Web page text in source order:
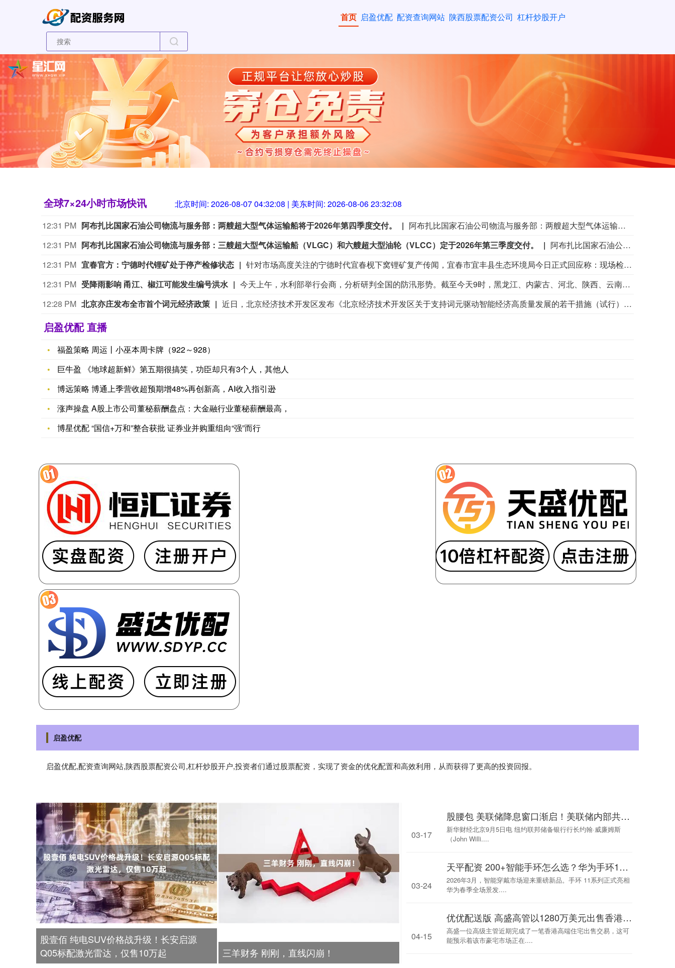
首页 启盈优配 配资查询网站 陕西股票配资公司 杠杆炒股开户
全球7×24小时市场快讯 北京时间: 2026-08-07 04:32:09 | 美东时间: 2026-08-06 23:32:09
12:31 PM 阿布扎比国家石油公司物流与服务部：两艘超大型气体运输船将于2026年第四季度交付。
阿布扎比国家石油公司物流与服务部：两艘超大型气体运输船将于2026年第四季度交付。
12:31 PM 阿布扎比国家石油公司物流与服务部：三艘超大型气体运输船（VLGC）和六艘超大型油轮（VLCC）定于2026年第三季度交付。
阿布扎比国家石油公司物流与服务部：三艘超大型气体运输船（VLGC）和六艘超大型油轮（VLCC）定于2026年第三季度交付。
12:31 PM 宜春官方：宁德时代锂矿处于停产检修状态
针对市场高度关注的宁德时代宜春枧下窝锂矿复产传闻，宜春市宜丰县生态环境局今日正式回应称：现场检查时，该企业处于停产检修状态，现场未进行矿石装运及破碎等生产作业，已要求企业尽快办理环评审批手续。 (上海证券报)
12:31 PM 受降雨影响 甬江、椒江可能发生编号洪水
今天上午，水利部举行会商，分析研判全国的防汛形势。截至今天9时，黑龙江、内蒙古、河北、陕西、云南等地13条河流仍维持超警。8月7日至9日，受降雨影响，甬江、椒江可能发生编号洪水，暴雨区内部分中小河流及太湖周边河网区部分站点可能发生超警洪水；受上游来水影响，黑龙江干流抚远江段将超警，松花江干流及支流呼兰河、黑龙江干流同江至勤得利江段将维持超警。8月7日8时至8月8日8时，河北西南部、山西东部部分地区发生山洪灾害的可能性大（橙色预警）。水利部今天8时发布橙色山洪灾害气象预警，提醒暴雨洪水影响地区社会公众注意防范。
12:28 PM 北京亦庄发布全市首个词元经济政策 近日，北京经济技术开发区发布《北京经济技术开发区关于支持词元驱动智能经济高质量发展的若干措施（试行）》（下称“词元十条”）。目标到2030年，智能经济产业规模突破4000亿元。以词元新型生产要素布局为抓手，深化算电协同与硬件优化，推动全区算力规模突破10万P，高标准建成4个万卡级词元工厂，度电词元产出提升至当前6倍以上。畅通词元产业全链条要素循环，全面建成体系化、标准化、市场化的词元分发与消费基础设施，培育50个以上智能体研发协作平台。繁荣多层次、多领域应用生态，培育壮大OPC新型个体经济集群，吸引超5000家OPC实体集聚发展。
启盈优配 直播
福盈策略 周运丨小巫本周卡牌（922～928）
巨牛盈 《地球超新鲜》第五期很搞笑，功臣却只有3个人，其他人
博远策略 博通上季营收超预期增48%再创新高，AI收入指引逊
涨声操盘 A股上市公司董秘薪酬盘点：大金融行业董秘薪酬最高，
博星优配 “国信+万和”整合获批 证券业并购重组向“强”而行
启盈优配
启盈优配,配资查询网站,陕西股票配资公司,杠杆炒股开户,投资者们通过股票配资，实现了资金的优化配置和高效利用，从而获得了更高的投资回报。
股壹佰 纯电SUV价格战升级！长安启源
Q05标配激光雷达，仅售10万起
三羊财务 刚刚，直线闪崩！
股腰包 美联储降息窗口渐启！美联储内部共识强化 决策层核心成员言论夯实宽松预期
新华财经北京9月5日电 纽约联邦储备银行行长约翰·威廉姆斯
（John Willi....
03-17
天平配资 200+智能手环怎么选？华为手环11系列性价比拉满，运动健康全拿下
2026年3月，智能穿戴市场迎来重磅新品。手环 11系列正式亮相
华为春季全场景发....
03-24
优优配送版 高盛高管以1280万美元出售香港房产 凸显香港高端物业市场重新活跃
高盛一位高级主管近期完成了一笔香港高端住宅出售交易，这可
能预示着该市豪宅市场正在....
04-15